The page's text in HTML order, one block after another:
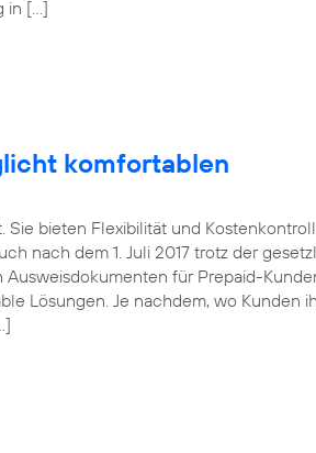
in […]
komfortablen
Sie bieten Flexibilität und
nach dem 1. Juli 2017 trotz der
für Prepaid-
Lösungen. Je nachdem, wo Kunden